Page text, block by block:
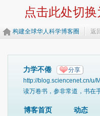
点击此处切
构建全球华人科学博客圈 返
力学不倦 分享
http://blog.sciencenet.cn/u/
读万卷书，参非常道，书在
博客首页 动态